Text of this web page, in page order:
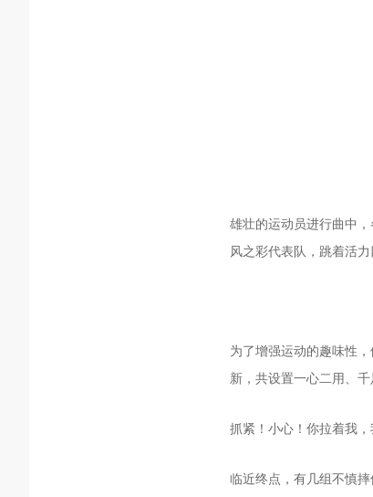
雄壮的运动员进行曲中
风之彩代表队，跳着活
为了增强运动的趣味性
新，共设置一心二用、
抓紧！小心！你拉着我
临近终点，有几组不慎